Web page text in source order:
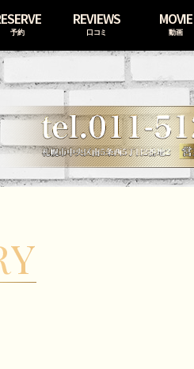
予約
REVIEWS
口コミ
MOVIE
動画